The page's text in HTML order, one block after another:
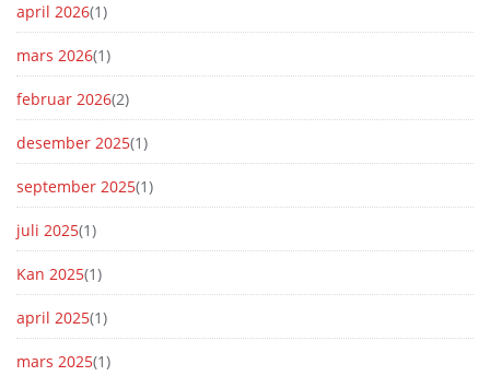
april 2026(1)
mars 2026(1)
februar 2026(2)
desember 2025(1)
september 2025(1)
juli 2025(1)
Kan 2025(1)
april 2025(1)
mars 2025(1)